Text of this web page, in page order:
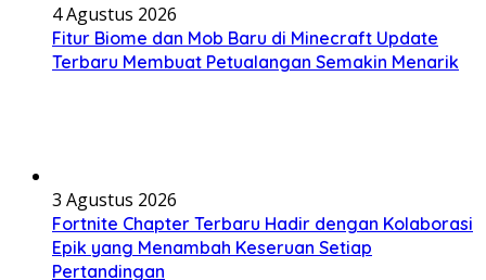
4 Agustus 2026
Fitur Biome dan Mob Baru di Minecraft Update
Terbaru Membuat Petualangan Semakin Menarik
3 Agustus 2026
Fortnite Chapter Terbaru Hadir dengan Kolaborasi
Epik yang Menambah Keseruan Setiap
Pertandingan